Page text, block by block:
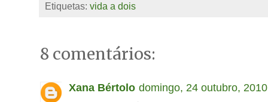
Etiquetas: vida a dois
8 comentários:
Xana Bértolo domingo, 24 outubro, 2010